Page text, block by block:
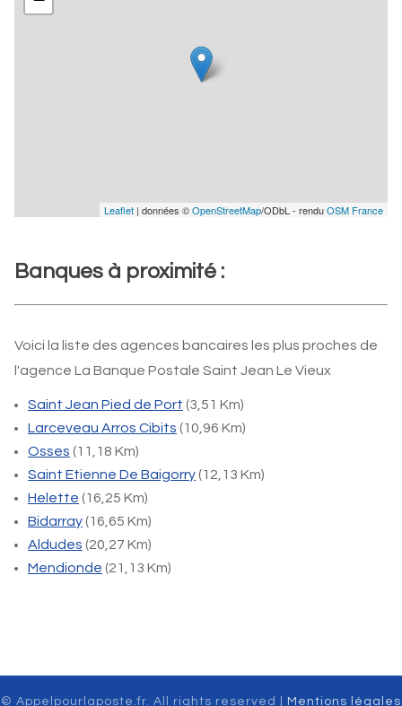
Leaflet | données ©OpenStreetMap/ODbL - renduOSM France
Banques à proximité :
Voici la liste des agences bancaires les plus proches de
l'agence La Banque Postale Saint Jean Le Vieux
Saint Jean Pied de Port (3,51 Km)
Larceveau Arros Cibits (10,96 Km)
Osses (11,18 Km)
Saint Etienne De Baigorry(12,13 Km)
Helette (16,25 Km)
Bidarray(16,65 Km)
Aldudes (20,27 Km)
Mendionde (21,13 Km)
© Appelpourlaposte.fr. All rights reserved | Mentions légales